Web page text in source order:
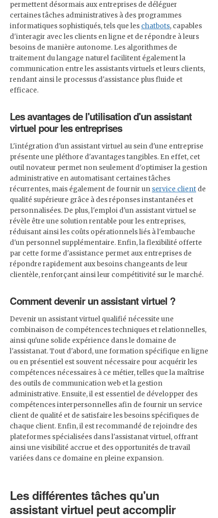
permettent désormais aux entreprises de déléguer
certaines tâches administratives à des programmes
informatiques sophistiqués, tels que les chatbots, capables
d'interagir avec les clients en ligne et de répondre à leurs
besoins de manière autonome. Les algorithmes de
traitement du langage naturel facilitent également la
communication entre les assistants virtuels et leurs clients,
rendant ainsi le processus d'assistance plus fluide et
efficace.
Les avantages de l'utilisation d'un assistant
virtuel pour les entreprises
L'intégration d'un assistant virtuel au sein d'une entreprise
présente une pléthore d'avantages tangibles. En effet, cet
outil novateur permet non seulement d'optimiser la gestion
administrative en automatisant certaines tâches
récurrentes, mais également de fournir un service client de
qualité supérieure grâce à des réponses instantanées et
personnalisées. De plus, l'emploi d'un assistant virtuel se
révèle être une solution rentable pour les entreprises,
réduisant ainsi les coûts opérationnels liés à l'embauche
d'un personnel supplémentaire. Enfin, la flexibilité offerte
par cette forme d'assistance permet aux entreprises de
répondre rapidement aux besoins changeants de leur
clientèle, renforçant ainsi leur compétitivité sur le marché.
Comment devenir un assistant virtuel ?
Devenir un assistant virtuel qualifié nécessite une
combinaison de compétences techniques et relationnelles,
ainsi qu'une solide expérience dans le domaine de
l'assistanat. Tout d'abord, une formation spécifique en ligne
ou en présentiel est souvent nécessaire pour acquérir les
compétences nécessaires à ce métier, telles que la maîtrise
des outils de communication web et la gestion
administrative. Ensuite, il est essentiel de développer des
compétences interpersonnelles afin de fournir un service
client de qualité et de satisfaire les besoins spécifiques de
chaque client. Enfin, il est recommandé de rejoindre des
plateformes spécialisées dans l'assistanat virtuel, offrant
ainsi une visibilité accrue et des opportunités de travail
variées dans ce domaine en pleine expansion.
Les différentes tâches qu'un
assistant virtuel peut accomplir